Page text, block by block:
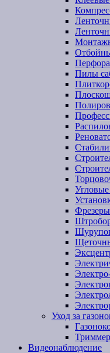
Пилы
Фрезеры
Уход за
Видеонаблюдение